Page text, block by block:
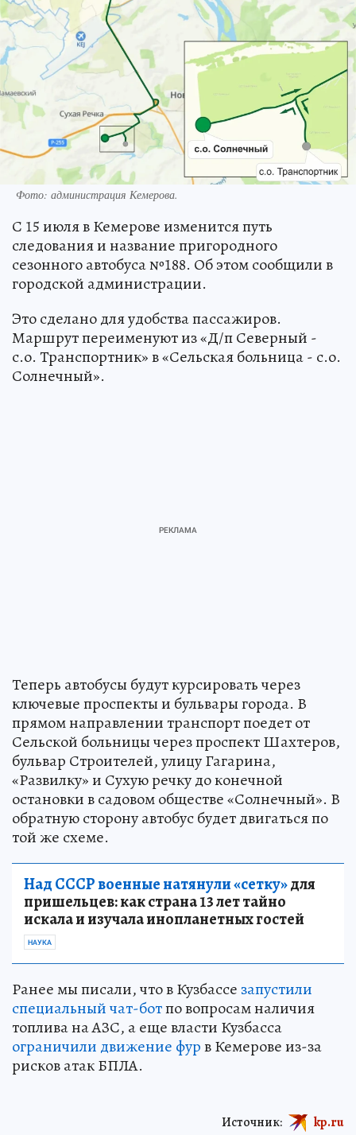
Фото: администрация Кемерова.
С 15 июля в Кемерове изменится путь
следования и название пригородного
сезонного автобуса №188. Об этом сообщили в
городской администрации.
Это сделано для удобства пассажиров.
Маршрут переименуют из «Д/п Северный -
с.о. Транспортник» в «Сельская больница - с.о.
Солнечный».
Теперь автобусы будут курсировать через
ключевые проспекты и бульвары города. В
прямом направлении транспорт поедет от
Сельской больницы через проспект Шахтеров,
бульвар Строителей, улицу Гагарина,
«Развилку» и Сухую речку до конечной
остановки в садовом обществе «Солнечный». В
обратную сторону автобус будет двигаться по
той же схеме.
Над СССР военные натянули «сетку»для
пришельцев: как страна 13 лет тайно
искала и изучала инопланетных гостей
НАУКА
Ранее мы писали, что в Кузбассе запустили
специальный чат-ботпо вопросам наличия
топлива на АЗС, а еще власти Кузбасса
ограничили движение фурв Кемерове из-за
рисков атак БПЛА.
Источник: kp.ru